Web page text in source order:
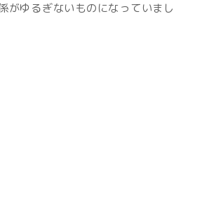
がゆるぎないものになっていまし